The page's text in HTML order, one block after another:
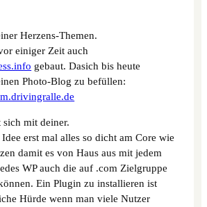
Herzens-Themen.
einiger Zeit auch
gebaut. Dasich bis heute
Photo-Blog zu befüllen:
mit deiner.
erst mal alles so dicht am Core wie
damit es von Haus aus mit jedem
WP auch die auf .com Zielgruppe
Ein Plugin zu installieren ist
Hürde wenn man viele Nutzer